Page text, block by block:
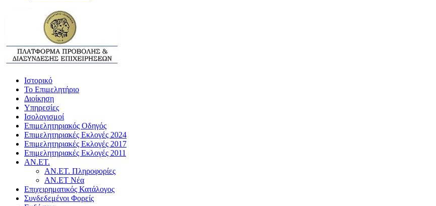
Ιστορικό
Το Επιμελητήριο
Διοίκηση
Υπηρεσίες
Ισολογισμοί
Επιμελητηριακός Οδηγός
Επιμελητηριακές Εκλογές 2024
Επιμελητηριακές Εκλογές 2017
Επιμελητηριακές Εκλογές 2011
ΑΝ.ΕΤ.
ΑΝ.ΕΤ. Πληροφορίες
ΑΝ.ΕΤ Νέα
Επιχειρηματικός Κατάλογος
Συνδεδεμένοι Φορείς